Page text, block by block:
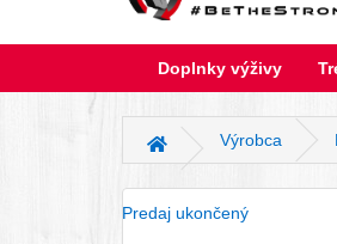
Doplnky výživy
Hlavná stránka
Výrobca
Predaj ukončený